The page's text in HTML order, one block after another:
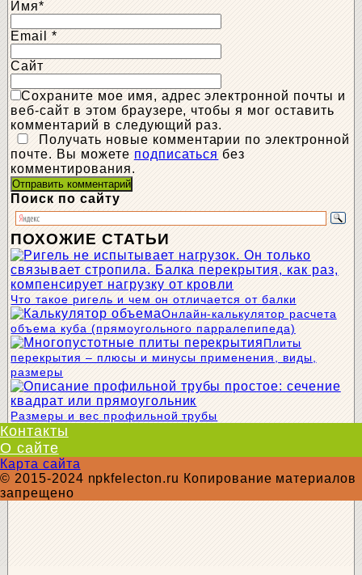
Имя*
Email*
Сайт
Сохраните мое имя, адрес электронной почты и
веб-сайт в этом браузере, чтобы я мог оставить
комментарий в следующий раз.
Получать новые комментарии по электронной
почте. Вы можете подписаться без
комментирования.
Поиск по сайту
ПОХОЖИЕ СТАТЬИ
Что такое ригель и чем он отличается от балки
Онлайн-калькулятор расчета
объема куба (прямоугольного парралепипеда)
Плиты
перекрытия – плюсы и минусы применения, виды,
размеры
Размеры и вес профильной трубы
Контакты
О сайте
Карта сайта
© 2015-2024 npkfelecton.ru Копирование материалов
запрещено